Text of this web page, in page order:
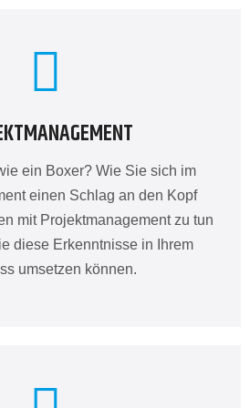
ein Boxer? Wie Sie sich im
einen Schlag an den Kopf
mit Projektmanagement zu tun
diese Erkenntnisse in Ihrem
umsetzen können.